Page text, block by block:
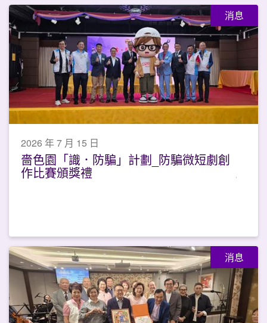
消息
2026 年 7 月 15 日
嗇色園「識．防騙」計劃_防騙微短劇創
作比賽頒獎禮
消息